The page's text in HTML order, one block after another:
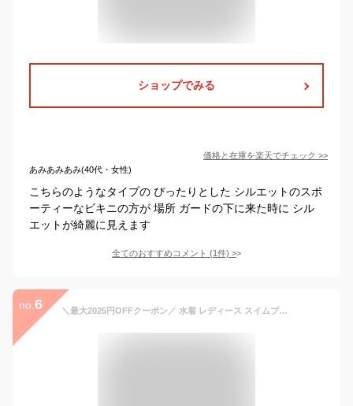
ショップでみる
価格と在庫を楽天でチェック >>
あみあみあみ(40代・女性)
こちらのようなタイプの ぴったりとした シルエットのスポ
ーティーなビキニの方が 場所 ガードの下に来た時に シル
エットが綺麗に見えます
全てのおすすめコメント (1件) >
no. 6 ＼最大2025円OFFクーポン／ 水着 レディース スイムブラトップ【単品】 【自由の水着】パッド入り セパレート シンプル 産前産後兼用 マタニティ ビキニ スイムブラ ブラトップ 肩紐調節 取り外し可能パッド スイミング ヨガ スポーツ マタニティブラ [M便 3/6]